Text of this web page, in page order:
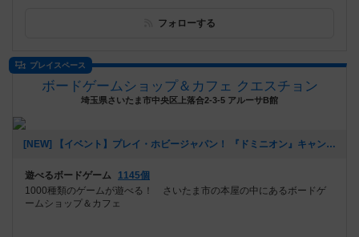
フォローする
プレイスペース
ボードゲームショップ＆カフェ クエスチョン
埼玉県さいたま市中央区上落合2-3-5 アルーサB館
[NEW] 【イベント】プレイ・ホビージャパン！ 『ドミニオン』キャンペーン開催！（11/4 追記アリ）（2024年10月24日 21時41分）
遊べるボードゲーム
1145個
1000種類のゲームが遊べる！ さいたま市の本屋の中にあるボードゲ
ームショップ＆カフェ